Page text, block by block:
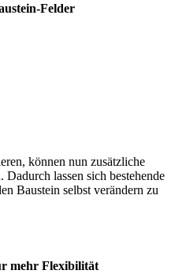
Felder
können nun zusätzliche
lassen sich bestehende
Baustein selbst verändern zu
mehr Flexibilität